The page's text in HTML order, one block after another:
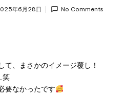
年6月28日 No Comments
て、まさかのイメージ覆し！
笑
要なかったです